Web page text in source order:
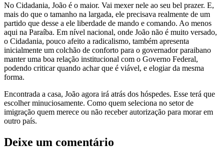
No Cidadania, João é o maior. Vai mexer nele ao seu bel prazer. E,
mais do que o tamanho na largada, ele precisava realmente de um
partido que desse a ele liberdade de mando e comando. Ao menos
aqui na Paraíba. Em nível nacional, onde João não é muito versado,
o Cidadania, pouco afeito a radicalismo, também apresenta
inicialmente um colchão de conforto para o governador paraibano
manter uma boa relação institucional com o Governo Federal,
podendo criticar quando achar que é viável, e elogiar da mesma
forma.
Encontrada a casa, João agora irá atrás dos hóspedes. Esse terá que
escolher minuciosamente. Como quem seleciona no setor de
imigração quem merece ou não receber autorização para morar em
outro país.
Deixe um comentário